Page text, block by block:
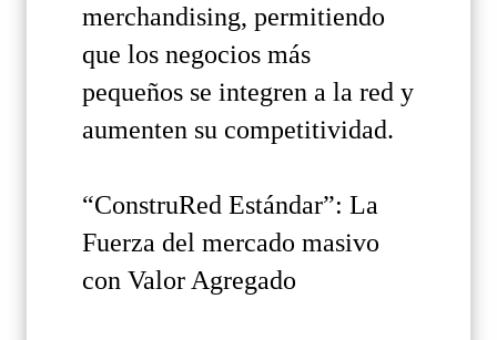
merchandising, permitiendo
que los negocios más
pequeños se integren a la red y
aumenten su competitividad.
“ConstruRed Estándar”: La
Fuerza del mercado masivo
con Valor Agregado